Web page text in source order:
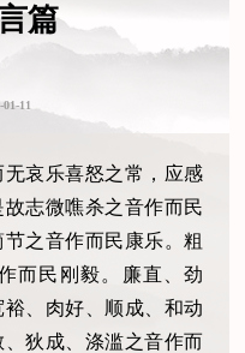
篇
01-11
哀乐喜怒之常，应感
志微噍杀之音作而民
之音作而民康乐。粗
而民刚毅。廉直、劲
、肉好、顺成、和动
狄成、涤滥之音作而